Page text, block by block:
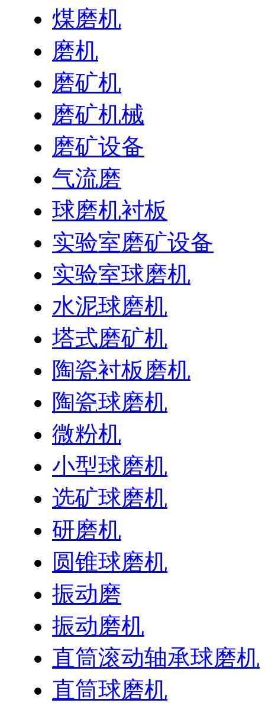
煤磨机
磨机
磨矿机
磨矿机械
磨矿设备
气流磨
球磨机衬板
实验室磨矿设备
实验室球磨机
水泥球磨机
塔式磨矿机
陶瓷衬板磨机
陶瓷球磨机
微粉机
小型球磨机
选矿球磨机
研磨机
圆锥球磨机
振动磨
振动磨机
直筒滚动轴承球磨机
直筒球磨机